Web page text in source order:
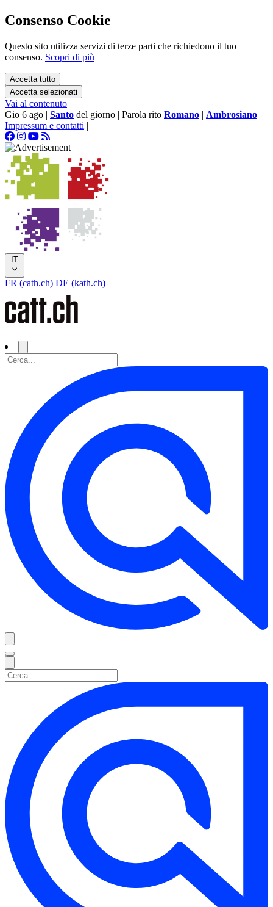
Consenso Cookie
Questo sito utilizza servizi di terze parti che richiedono il tuo
consenso. Scopri di più
Accetta tutto
Accetta selezionati
Vai al contenuto
Gio 6 ago | Santo del giorno | Parola rito Romano | Ambrosiano
Impressum e contatti |
IT
FR (cath.ch) DE (kath.ch)